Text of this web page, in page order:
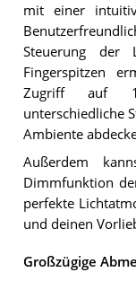
mit einer
Steuerung der
Fingerspitzen
Zugriff auf
unterschiedliche
Ambiente
Außerdem
Dimmfunktion
perfekte
und deinen
Großzügige